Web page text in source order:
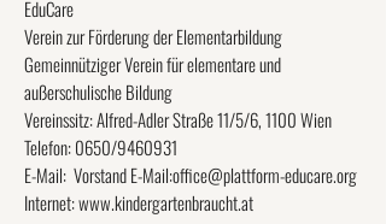
EduCare
Verein zur Förderung der Elementarbildung
Gemeinnütziger Verein für elementare und
außerschulische Bildung
Vereinssitz: Alfred-Adler Straße 11/5/6, 1100 Wien
Telefon: 0650/9460931
E-Mail: Vorstand E-Mail:office@plattform-educare.org
Internet: www.kindergartenbraucht.at